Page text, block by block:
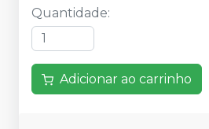
Quantidade:
Adicionar ao carrinho